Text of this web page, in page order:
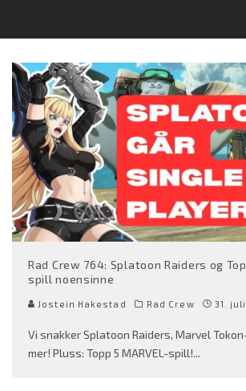
Rad Crew 764: Splatoon Raiders og
spill noensinne
Jostein Hakestad Rad Crew 31.
Vi snakker Splatoon Raiders, Marvel
mer! Pluss: Topp 5 MARVEL-spill!...